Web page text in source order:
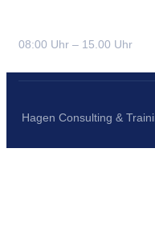
08:00 Uhr – 15.00 Uhr
Hagen Consulting &